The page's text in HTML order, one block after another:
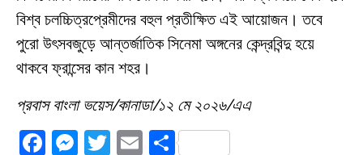
বিশ্ব চলচ্চিত্রপ্রেমীদের বহুল প্রতীক্ষিত এই আয়োজন। তবে
পুরো উৎসবজুড়ে আন্তর্জাতিক সিনেমা অঙ্গনের কেন্দ্রবিন্দু হয়ে
থাকবে ফ্রান্সের কান শহর।
প্রবাস বাংলা ভয়েস/কানাডা/১২ মে ২০২৬/এএ
F M T E S